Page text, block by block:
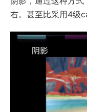
右。甚至比采用4级